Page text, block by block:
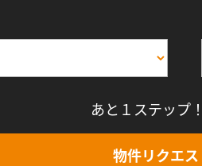
あと１ステップ
物件リクエ